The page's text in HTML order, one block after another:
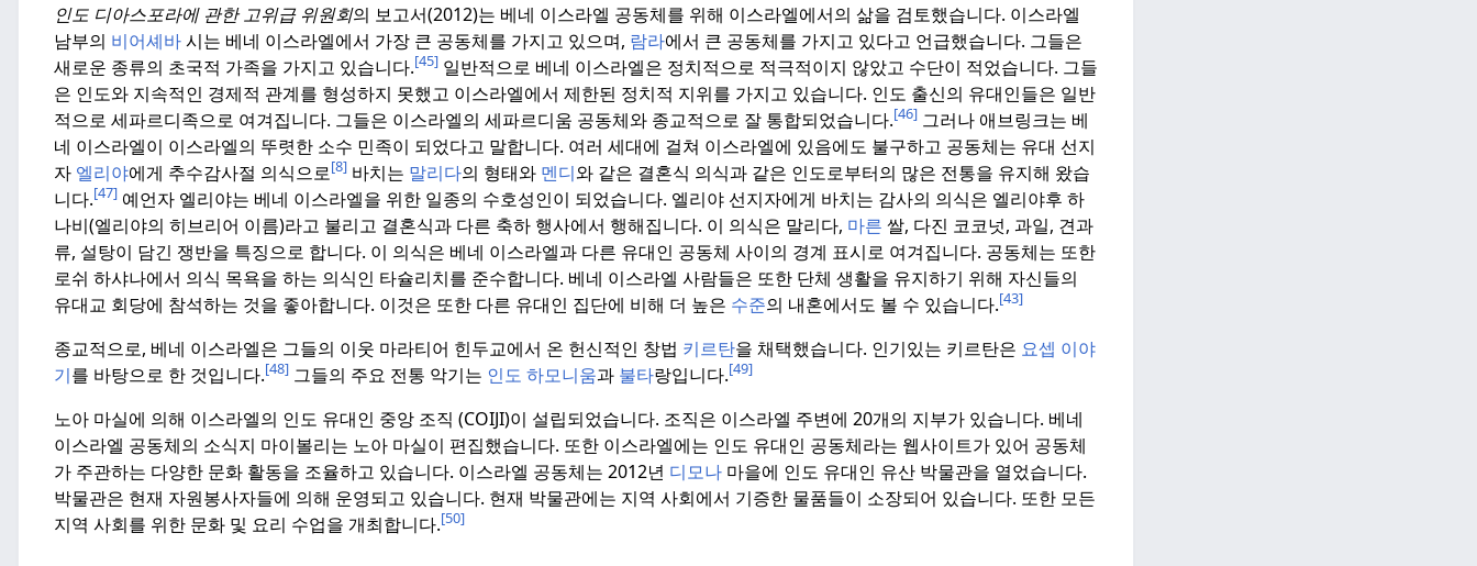
인도 디아스포라에 관한 고위급 위원회의 보고서(2012)는 베네 이스라엘 공동체를 위해 이스라엘에서의 삶을 검토했습니다. 이스라엘
남부의 비어셰바시는 베네 이스라엘에서 가장 큰 공동체를 가지고 있으며, 람라에서 큰 공동체를 가지고 있다고 언급했습니다. 그들은
새로운 종류의 초국적 가족을 가지고 있습니다.[45] 일반적으로 베네 이스라엘은 정치적으로 적극적이지 않았고 수단이 적었습니다. 그들
은 인도와 지속적인 경제적 관계를 형성하지 못했고 이스라엘에서 제한된 정치적 지위를 가지고 있습니다. 인도 출신의 유대인들은 일반
적으로 세파르디족으로 여겨집니다. 그들은 이스라엘의 세파르디움 공동체와 종교적으로 잘 통합되었습니다.[46] 그러나 애브링크는 베
네 이스라엘이 이스라엘의 뚜렷한 소수 민족이 되었다고 말합니다. 여러 세대에 걸쳐 이스라엘에 있음에도 불구하고 공동체는 유대 선지
자 엘리야에게 추수감사절 의식으로[8] 바치는 말리다의 형태와 멘디와 같은 결혼식 의식과 같은 인도로부터의 많은 전통을 유지해 왔습
니다.[47] 예언자 엘리야는 베네 이스라엘을 위한 일종의 수호성인이 되었습니다. 엘리야 선지자에게 바치는 감사의 의식은 엘리야후 하
나비(엘리야의 히브리어 이름)라고 불리고 결혼식과 다른 축하 행사에서 행해집니다. 이 의식은 말리다, 마른 쌀, 다진 코코넛, 과일, 견과
류, 설탕이 담긴 쟁반을 특징으로 합니다. 이 의식은 베네 이스라엘과 다른 유대인 공동체 사이의 경계 표시로 여겨집니다. 공동체는 또한
로쉬 하샤나에서 의식 목욕을 하는 의식인 타슐리치를 준수합니다. 베네 이스라엘 사람들은 또한 단체 생활을 유지하기 위해 자신들의
유대교 회당에 참석하는 것을 좋아합니다. 이것은 또한 다른 유대인 집단에 비해 더 높은 수준의 내혼에서도 볼 수 있습니다.[43]
종교적으로, 베네 이스라엘은 그들의 이웃 마라티어 힌두교에서 온 헌신적인 창법 키르탄을 채택했습니다. 인기있는 키르탄은 요셉 이야
기를 바탕으로 한 것입니다.[48] 그들의 주요 전통 악기는 인도 하모니움과 불타랑입니다.[49]
노아 마실에 의해 이스라엘의 인도 유대인 중앙 조직 (COIJI)이 설립되었습니다. 조직은 이스라엘 주변에 20개의 지부가 있습니다. 베네
이스라엘 공동체의 소식지 마이볼리는 노아 마실이 편집했습니다. 또한 이스라엘에는 인도 유대인 공동체라는 웹사이트가 있어 공동체
가 주관하는 다양한 문화 활동을 조율하고 있습니다. 이스라엘 공동체는 2012년 디모나 마을에 인도 유대인 유산 박물관을 열었습니다.
박물관은 현재 자원봉사자들에 의해 운영되고 있습니다. 현재 박물관에는 지역 사회에서 기증한 물품들이 소장되어 있습니다. 또한 모든
지역 사회를 위한 문화 및 요리 수업을 개최합니다.[50]